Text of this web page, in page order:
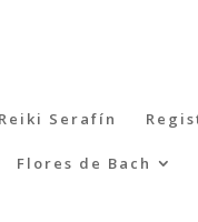
Reiki Serafín
Flores de Bach